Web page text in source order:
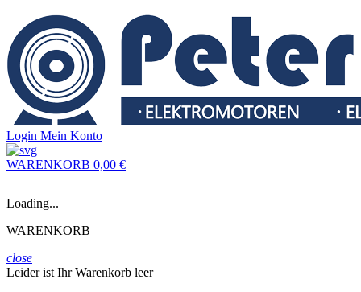
Login Mein Konto
WARENKORB 0,00 €
Loading...
WARENKORB
close
Leider ist Ihr Warenkorb leer